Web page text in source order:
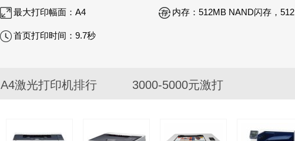
最大打印幅面： A4 内存： 512MB NAND闪存，512MB DRAM
首页打印时间： 9.7秒
A4激光打印机排行 3000-5000元激打